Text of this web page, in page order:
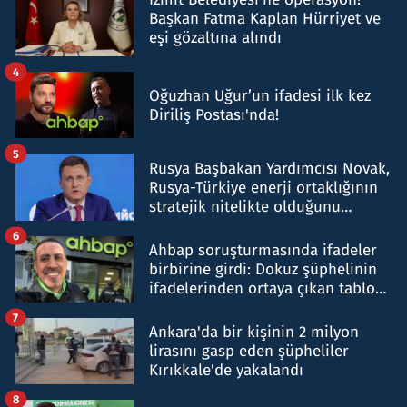
Başkan Fatma Kaplan Hürriyet ve
eşi gözaltına alındı
Oğuzhan Uğur’un ifadesi ilk kez
Diriliş Postası'nda!
4
Rusya Başbakan Yardımcısı Novak,
Rusya-Türkiye enerji ortaklığının
stratejik nitelikte olduğunu
5
Ahbap soruşturmasında ifadeler
birbirine girdi: Dokuz şüphelinin
ifadelerinden ortaya çıkan tablo
6
Ankara'da bir kişinin 2 milyon
lirasını gasp eden şüpheliler
Kırıkkale'de yakalandı
7
8